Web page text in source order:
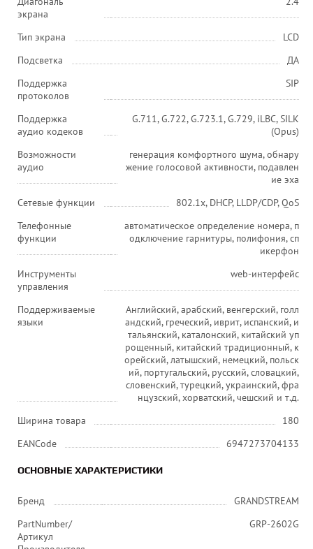
экрана
Тип экрана
LCD
Подсветка
ДА
Поддержка
протоколов
SIP
Поддержка
аудио кодеков
G.711, G.722, G.723.1, G.729, iLBC, SILK
(Opus)
Возможности
аудио
генерация комфортного шума, обнару
жение голосовой активности, подавлен
ие эха
Сетевые функции
802.1x, DHCP, LLDP/CDP, QoS
Телефонные
функции
автоматическое определение номера, п
одключение гарнитуры, полифония, сп
икерфон
Инструменты
управления
web-интерфейс
Поддерживаемые
языки
Английский, арабский, венгерский, голл
андский, греческий, иврит, испанский, и
тальянский, каталонский, китайский уп
рощенный, китайский традиционный, к
орейский, латышский, немецкий, польск
ий, португальский, русский, словацкий,
словенский, турецкий, украинский, фра
нцузский, хорватский, чешский и т.д.
Ширина товара
180
EANCode
6947273704133
ОСНОВНЫЕ ХАРАКТЕРИСТИКИ
Бренд
GRANDSTREAM
PartNumber/
Артикул
GRP-2602G